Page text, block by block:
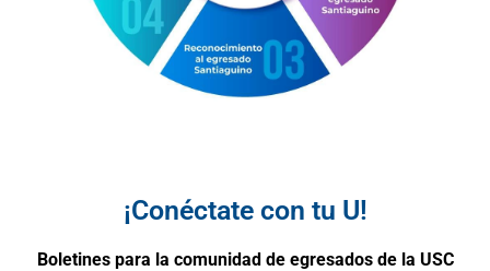
¡Conéctate con tu U!
Boletines para la comunidad de egresados de la USC